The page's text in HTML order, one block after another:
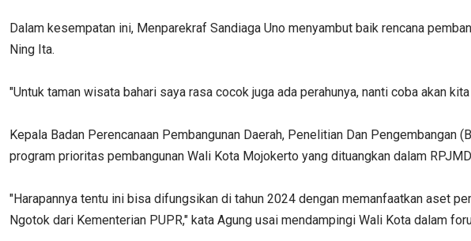
Dalam kesempatan ini, Menparekraf Sandiaga Uno menyambut baik rencana
Ning Ita.
"Untuk taman wisata bahari saya rasa cocok juga ada perahunya, nanti coba akan
Kepala Badan Perencanaan Pembangunan Daerah, Penelitian Dan
program prioritas pembangunan Wali Kota Mojokerto yang dituangkan dalam
"Harapannya tentu ini bisa difungsikan di tahun 2024 dengan memanfaatkan aset
Ngotok dari Kementerian PUPR," kata Agung usai mendampingi Wali Kota dalam